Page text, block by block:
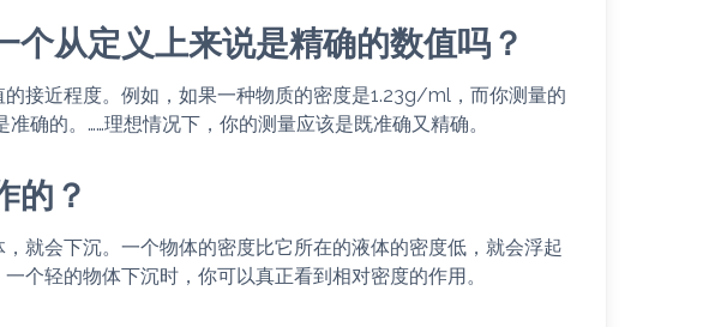
个从定义上来说是精确的数值吗？
接近程度。例如，如果一种物质的密度是1.23g/ml，而你测量的
确的。……理想情况下，你的测量应该是既准确又精确。
的？
就会下沉。一个物体的密度比它所在的液体的密度低，就会浮起
个轻的物体下沉时，你可以真正看到相对密度的作用。